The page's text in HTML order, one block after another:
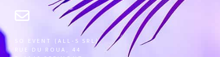
SO EVENT (ALL-S SRL)
RUE DU ROUA, 44